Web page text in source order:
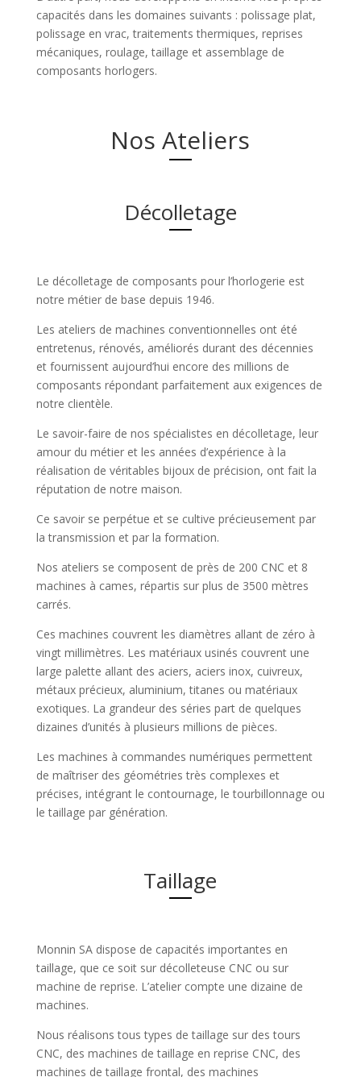
capacités dans les domaines suivants : polissage plat,
polissage en vrac, traitements thermiques, reprises
mécaniques, roulage, taillage et assemblage de
composants horlogers.
Nos Ateliers
Décolletage
Le décolletage de composants pour l’horlogerie est
notre métier de base depuis 1946.
Les ateliers de machines conventionnelles ont été
entretenus, rénovés, améliorés durant des décennies
et fournissent aujourd’hui encore des millions de
composants répondant parfaitement aux exigences de
notre clientèle.
Le savoir-faire de nos spécialistes en décolletage, leur
amour du métier et les années d’expérience à la
réalisation de véritables bijoux de précision, ont fait la
réputation de notre maison.
Ce savoir se perpétue et se cultive précieusement par
la transmission et par la formation.
Nos ateliers se composent de près de 200 CNC et 8
machines à cames, répartis sur plus de 3500 mètres
carrés.
Ces machines couvrent les diamètres allant de zéro à
vingt millimètres. Les matériaux usinés couvrent une
large palette allant des aciers, aciers inox, cuivreux,
métaux précieux, aluminium, titanes ou matériaux
exotiques. La grandeur des séries part de quelques
dizaines d’unités à plusieurs millions de pièces.
Les machines à commandes numériques permettent
de maîtriser des géométries très complexes et
précises, intégrant le contournage, le tourbillonnage ou
le taillage par génération.
Taillage
Monnin SA dispose de capacités importantes en
taillage, que ce soit sur décolleteuse CNC ou sur
machine de reprise. L’atelier compte une dizaine de
machines.
Nous réalisons tous types de taillage sur des tours
CNC, des machines de taillage en reprise CNC, des
machines de taillage frontal, des machines